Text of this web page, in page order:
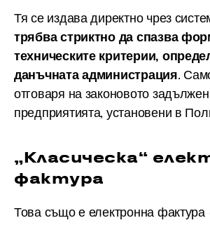
Тя се издава директно чрез
трябва стриктно да спазва
техническите критерии,
данъчната администрация.
отговаря на законовото
предприятията, установени в
„Класическа“
фактура
Това също е електронна фактура